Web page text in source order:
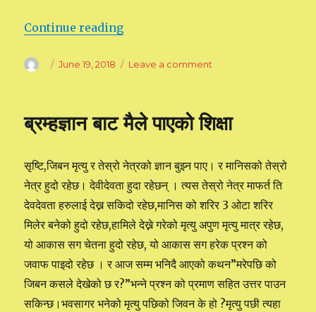
Continue reading
Author
Posted
June 19, 2018 Leave a comment
अन्जानमा
खोजाइ,सम्पर्क,भोगाइ,अनी
अन्योलता
ब्रम्हज्ञान
पाइसकेपछी
जिबन
रहस्यको
स्पस्टता
ब्रम्हज्ञान बाट मैले पाएको शिक्षा
सृष्टि,जिबन मृत्यु र तेस्रो नेत्रको ज्ञान बुझ्न पाए। र मानिसको तेस्रो
नेत्र हुदो रहेछ। देवीदेवता हुदा रहेछन् । त्यस तेस्रो नेत्र माफर्त ति
देवदेवता हरुलाई देख्न सकिदो रहेछ,मानिस को शरिर 3 ओटा शरिर
मिलेर बनेको हुदो रहेछ,हामिले देख्ने गरेको मृत्यु अपुण मृत्यु मात्र रहेछ,
यो आकास सग चेतना हुदो रहेछ, यो आकास सग हरेक प्रश्न को
जवाफ पाइदो रहेछ । र आज सम्म भनिदै आएको कथन”मरेपछि को
जिबन कसले देखेको छ र?”भन्ने प्रश्न को प्रमाण सहित उत्तर पाउन
सकिन्छ।भवसागर भनेको मृत्यु पछिको जिवन के हो ?मृत्यु पछी त्यहा